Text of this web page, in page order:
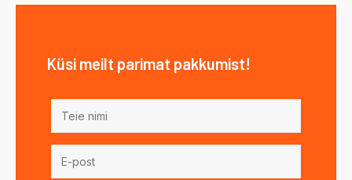
Küsi meilt parimat pakkumist!